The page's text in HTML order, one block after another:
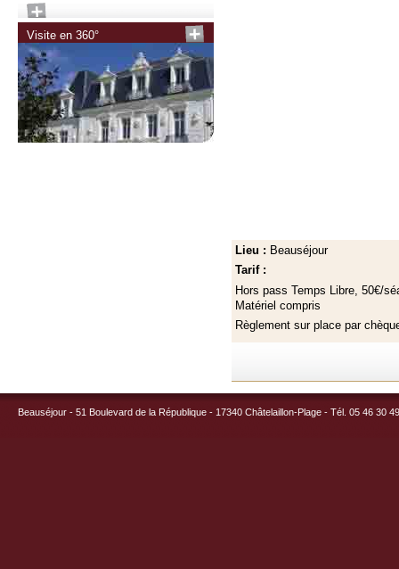
Visite en 360°
Lieu : Beauséjour
Tarif :
Hors pass Temps Libre, 50€/
Matériel compris
Règlement sur place par
Beauséjour - 51 Boulevard de la République - 17340 Châtelaillon-Plage - Tél. 05 46 30